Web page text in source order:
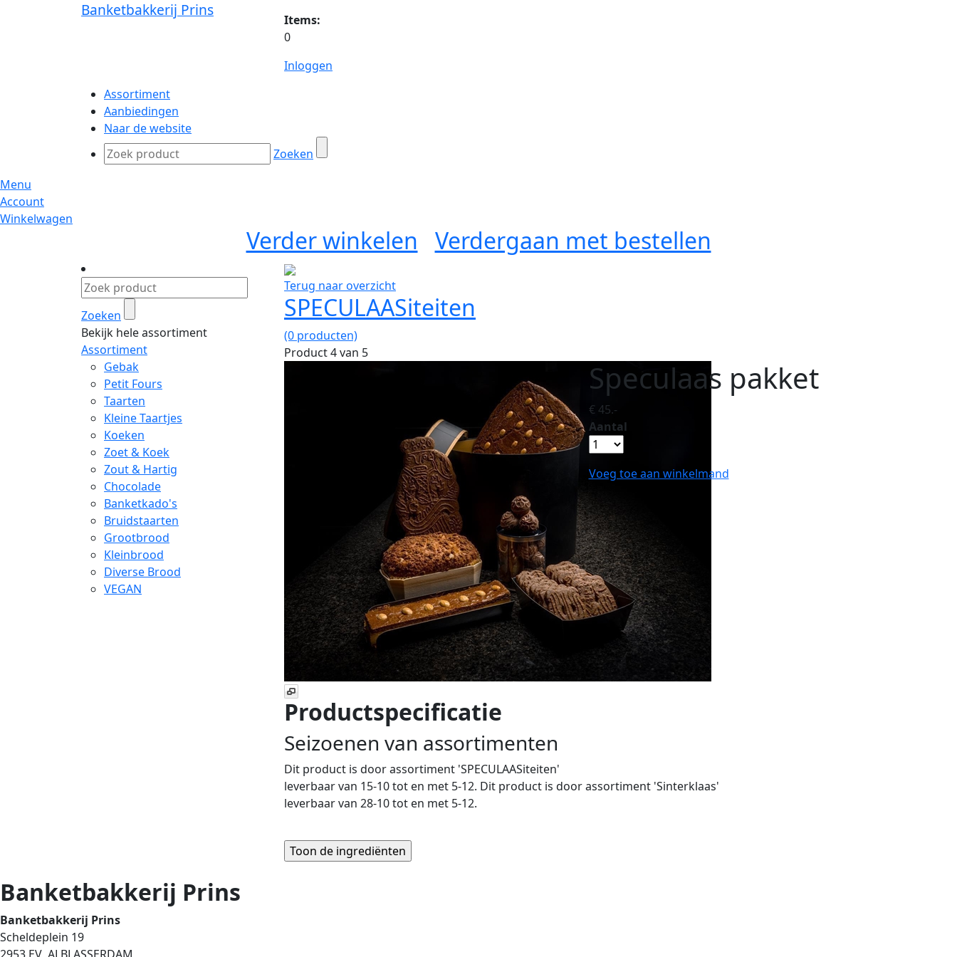
Banketbakkerij Prins
Items:
0
Inloggen
Assortiment
Aanbiedingen
Naar de website
Zoeken
Menu
Account
Winkelwagen
Verder winkelen Verdergaan met bestellen
Zoeken
Bekijk hele assortiment
Assortiment
Gebak
Petit Fours
Taarten
Kleine Taartjes
Koeken
Zoet & Koek
Zout & Hartig
Chocolade
Banketkado's
Bruidstaarten
Grootbrood
Kleinbrood
Diverse Brood
VEGAN
Terug naar overzicht
SPECULAASiteiten
(0 producten)
Product 4 van 5
Speculaas pakket
€ 45.-
Aantal
Voeg toe aan winkelmand
Productspecificatie
Seizoenen van assortimenten
Dit product is door assortiment 'SPECULAASiteiten'
leverbaar van 15-10 tot en met 5-12. Dit product is door assortiment 'Sinterklaas'
leverbaar van 28-10 tot en met 5-12.
Banketbakkerij Prins
Banketbakkerij Prins
Scheldeplein 19